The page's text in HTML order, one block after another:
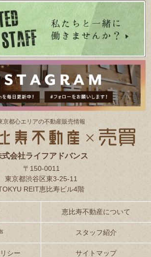
京都⼼エリアの不動産販売情報
式会社ライフアドバンス
〒150-0011
東京都渋谷区東3-25-11
REIT恵比寿ビル4階
恵比寿不動産について
スタッフ紹介
シー サイトマップ